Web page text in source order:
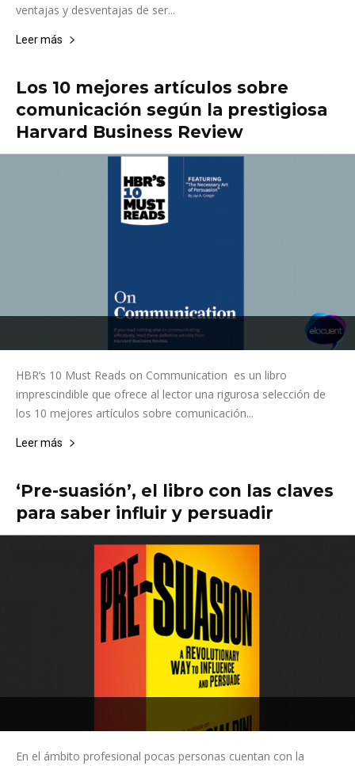
ventajas y desventajas de ser...
Leer más
Los 10 mejores artículos sobre
comunicación según la prestigiosa
Harvard Business Review
HBR’s 10 Must Reads on Communication es un libro
imprescindible que ofrece al lector una rigurosa selección de
los 10 mejores artículos sobre comunicación...
Leer más
‘Pre-suasión’, el libro con las claves
para saber influir y persuadir
En el ámbito profesional pocas personas cuentan con la